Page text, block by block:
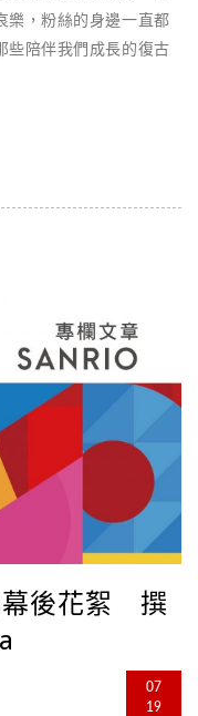
樂，粉絲的身邊一直都
些陪伴我們成長的復古
雖然有點任性，但卻是
的大眼蛙，是游泳的
和一個弟弟。 大眼蛙
一分鐘竟然可以吃下１
肖像，不曉得有沒有
的肖像是大眼蛙，還拜
家有沒有什麼兒時的
分享喔！ 歡 [...]
幕後花絮 撰
07
19